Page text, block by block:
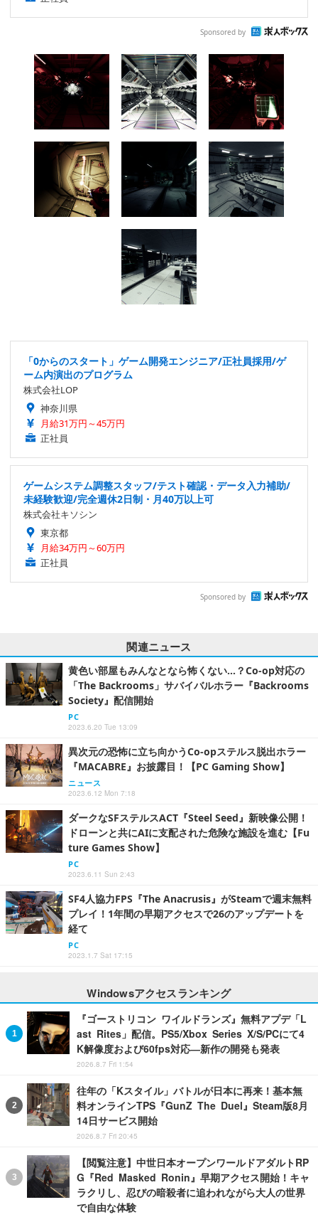
Sponsored by
「0からのスタート」ゲーム開発エンジニア/正社員採用/ゲ
ーム内演出のプログラム
株式会社LOP
神奈川県
月給31万円～45万円
正社員
ゲームシステム調整スタッフ/テスト確認・データ入力補助/
未経験歓迎/完全週休2日制・月40万以上可
株式会社キソシン
東京都
月給34万円～60万円
正社員
Sponsored by
関連ニュース
黄色い部屋もみんなとなら怖くない…？Co-op対応の
「The Backrooms」サバイバルホラー『Backrooms
Society』配信開始
PC
2023.6.20 Tue 13:09
異次元の恐怖に立ち向かうCo-opステルス脱出ホラー
『MACABRE』お披露目！【PC Gaming Show】
ニュース
2023.6.12 Mon 7:18
ダークなSFステルスACT『Steel Seed』新映像公開！
ドローンと共にAIに支配された危険な施設を進む【Fu
ture Games Show】
PC
2023.6.11 Sun 2:43
SF4人協力FPS『The Anacrusis』がSteamで週末無料
プレイ！1年間の早期アクセスで26のアップデートを
経て
PC
2023.1.7 Sat 17:15
Windowsアクセスランキング
『ゴーストリコン ワイルドランズ』無料アプデ「L
ast Rites」配信。PS5/Xbox Series X/S/PCにて4
K解像度および60fps対応―新作の開発も発表
2026.8.7 Fri 1:54
往年の「Kスタイル」バトルが日本に再来！基本無
料オンラインTPS『GunZ The Duel』Steam版8月
14日サービス開始
2026.8.7 Fri 20:45
【閲覧注意】中世日本オープンワールドアダルトRP
G『Red Masked Ronin』早期アクセス開始！キャ
ラクリし、忍びの暗殺者に追われながら大人の世界
で自由な体験